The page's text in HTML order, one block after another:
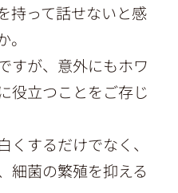
持って話せないと感
すが、意外にもホワ
役立つことをご存じ
くするだけでなく、
細菌の繁殖を抑える